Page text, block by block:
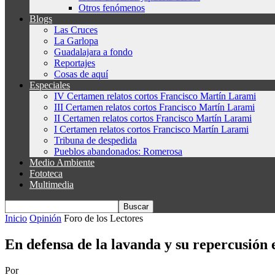
Otros fenómenos
Blogs
Las Cruces
La Garlopa
Guadalajara a fondo
Reportajes
Cosas de aquí
Especiales
IV Certamen relatos cortos Francisco Martín Larami
III Certamen relatos cortos Francisco Martín Larami
II Certamen relatos cortos Francisco Martín Larami
I Certamen relatos cortos Francisco Martín Larami
Tribuna de despedida
Pueblos abandonados: Romerosa
Medio Ambiente
Fototeca
Multimedia
Inicio Opinión Foro de los Lectores
En defensa de la lavanda y su repercusión
Por